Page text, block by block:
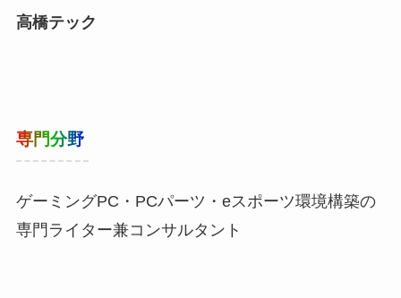
高橋テック
専門分野
ゲーミングPC・PCパーツ・eスポーツ環境構築の
専門ライター兼コンサルタント